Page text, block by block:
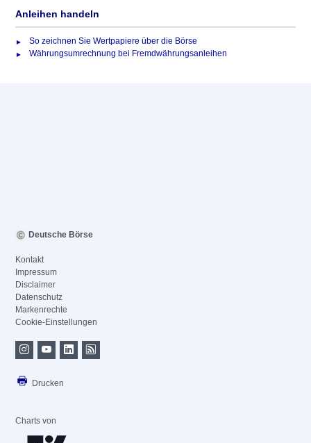
Anleihen handeln
So zeichnen Sie Wertpapiere über die Börse
Währungsumrechnung bei Fremdwährungsanleihen
Deutsche Börse
Kontakt
Impressum
Disclaimer
Datenschutz
Markenrechte
Cookie-Einstellungen
Drucken
Charts von